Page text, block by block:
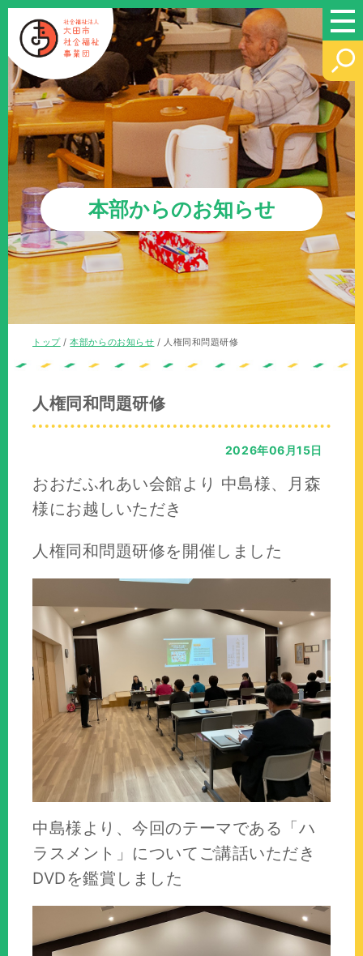
このページの本文へ
本部からのお知らせ
現
置：
トップ/本部からのお知らせ / 人権同和問題研修
人権同和問題研修
2026年06月15日
おおだふれあい会館より 中島様、月森
様にお越しいただき
人権同和問題研修を開催しました
中島様より、今回のテーマである「ハ
ラスメント」についてご講話いただき
DVDを鑑賞しました